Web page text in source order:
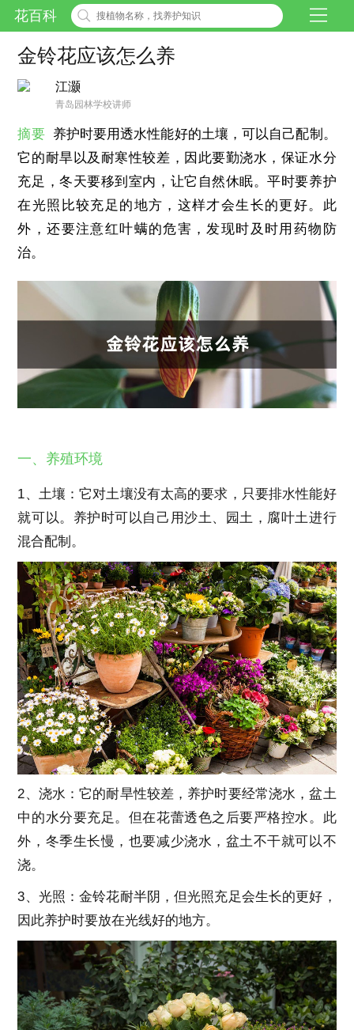
花百科
金铃花应该怎么养
江灏
青岛园林学校讲师
摘要 养护时要用透水性能好的土壤，可以自己配制。
它的耐旱以及耐寒性较差，因此要勤浇水，保证水分
充足，冬天要移到室内，让它自然休眠。平时要养护
在光照比较充足的地方，这样才会生长的更好。此
外，还要注意红叶螨的危害，发现时及时用药物防
治。
一、养殖环境
1、土壤：它对土壤没有太高的要求，只要排水性能好
就可以。养护时可以自己用沙土、园土，腐叶土进行
混合配制。
2、浇水：它的耐旱性较差，养护时要经常浇水，盆土
中的水分要充足。但在花蕾透色之后要严格控水。此
外，冬季生长慢，也要减少浇水，盆土不干就可以不
浇。
3、光照：金铃花耐半阴，但光照充足会生长的更好，
因此养护时要放在光线好的地方。